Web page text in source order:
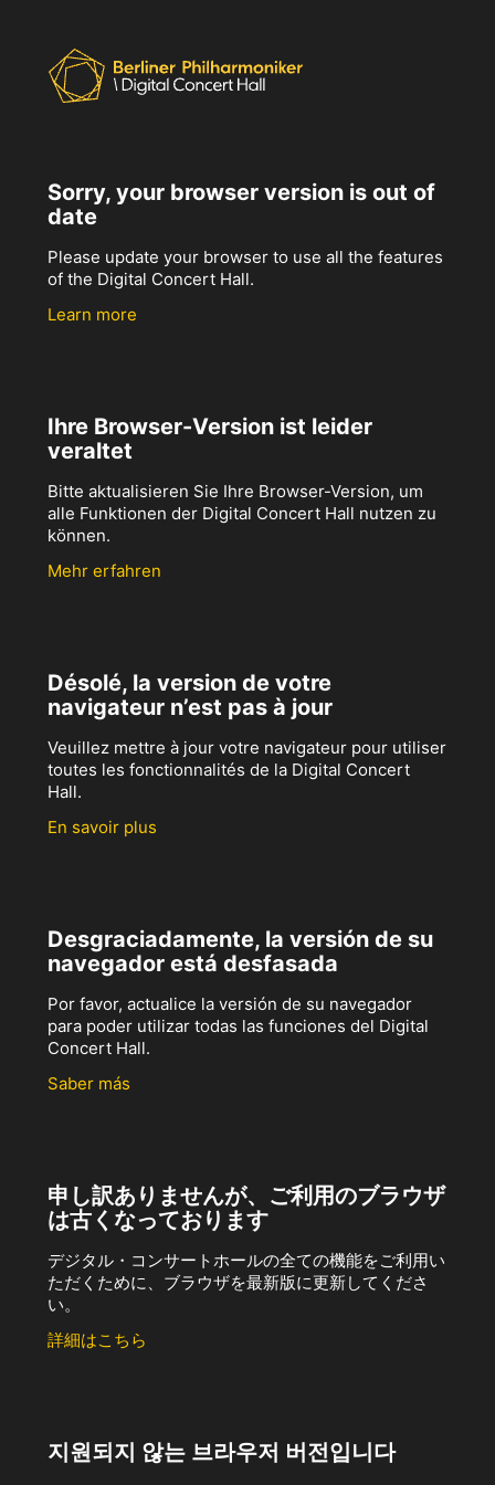
Sorry, your browser version is out of
date
Please update your browser to use all the features
of the Digital Concert Hall.
Learn more
Ihre Browser-Version ist leider
veraltet
Bitte aktualisieren Sie Ihre Browser-Version, um
alle Funktionen der Digital Concert Hall nutzen zu
können.
Mehr erfahren
Désolé, la version de votre
navigateur n’est pas à jour
Veuillez mettre à jour votre navigateur pour utiliser
toutes les fonctionnalités de la Digital Concert
Hall.
En savoir plus
Desgraciadamente, la versión de su
navegador está desfasada
Por favor, actualice la versión de su navegador
para poder utilizar todas las funciones del Digital
Concert Hall.
Saber más
申し訳ありませんが、ご利用のブラウザ
は古くなっております
デジタル・コンサートホールの全ての機能をご利用い
ただくために、ブラウザを最新版に更新してくださ
い。
詳細はこちら
지원되지 않는 브라우저 버전입니다